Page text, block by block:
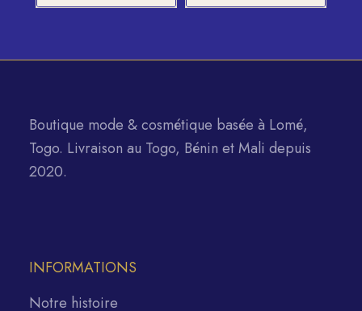
Boutique mode & cosmétique basée à Lomé,
Togo. Livraison au Togo, Bénin et Mali depuis
2020.
INFORMATIONS
Notre histoire